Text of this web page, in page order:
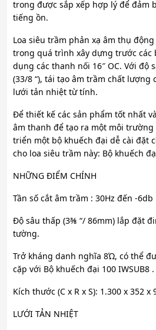
trong được sắp xếp hợp lý để đảm
tiếng ồn.
Loa siêu trầm phản xạ âm thụ
trong quá trình xây dựng trước các
dụng các thanh nối 16″ OC. Với độ
(33/8 “), tái tạo âm trầm chất lượng
lưới tản nhiệt từ tính.
Để thiết kế các sản phẩm tốt nhất
âm thanh để tạo ra một môi trường
triển một bộ khuếch đại dễ cài đặt
cho loa siêu trầm này: Bộ khuếch
NHỮNG ĐIỂM CHÍNH
Tần số cắt âm trầm : 30Hz đến -6db
Độ sâu thấp (3⅜ “/ 86mm) lắp đặt
tường.
Trở kháng danh nghĩa 8Ώ, có thể
cặp với Bộ khuếch đại 100 IWSUB8 .
Kích thước (C x R x S): 1.300 x 352 x
LƯỚI TẢN NHIỆT